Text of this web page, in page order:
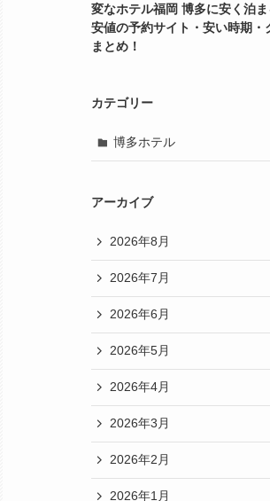
変なホテル福岡 博多に安く泊
安値の予約サイト・安い時期・
まとめ！
カテゴリー
博多ホテル
アーカイブ
2026年8月
2026年7月
2026年6月
2026年5月
2026年4月
2026年3月
2026年2月
2026年1月